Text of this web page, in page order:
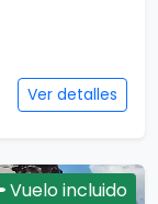
Ver detalles
Vuelo incluido